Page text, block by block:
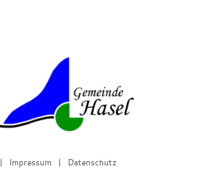
| Impressum | Datenschutz